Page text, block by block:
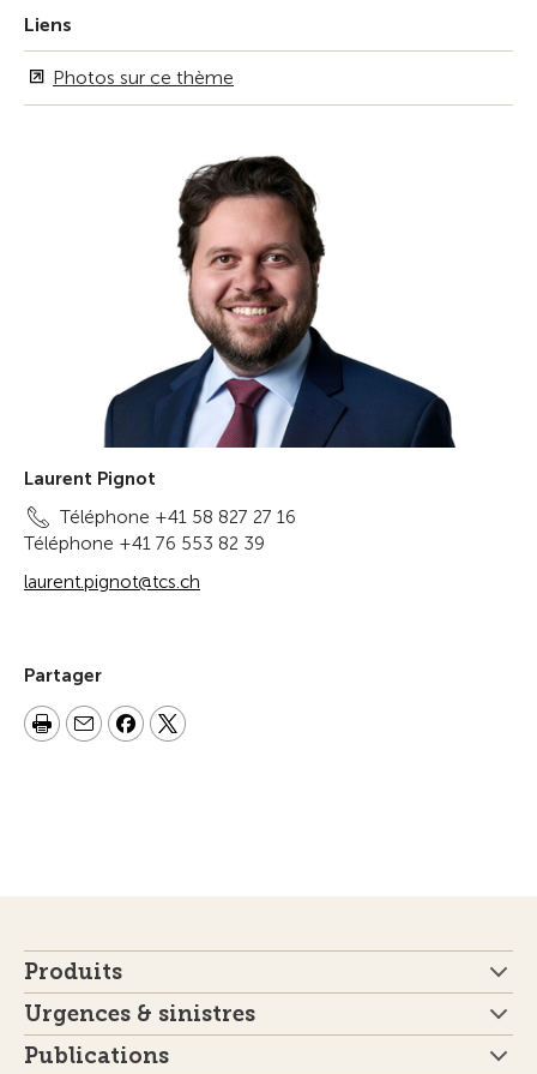
Liens
Photos sur ce thème
Laurent Pignot
Téléphone +41 58 827 27 16
Téléphone +41 76 553 82 39
laurent.pignot@tcs.ch
Partager
Produits
Urgences & sinistres
Publications